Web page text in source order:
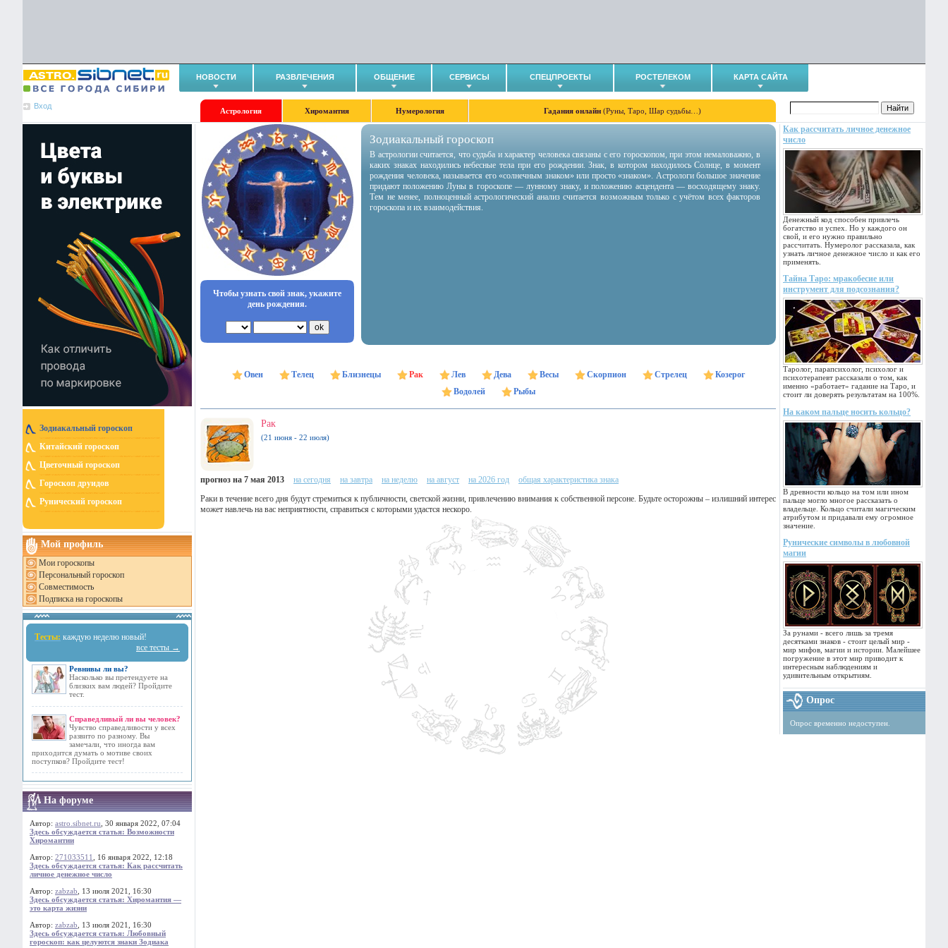
НОВОСТИ РАЗВЛЕЧЕНИЯ ОБЩЕНИЕ СЕРВИСЫ СПЕЦПРОЕКТЫ РОСТЕЛЕКОМ КАРТА САЙТА
Вход
Астрология Хиромантия Нумерология Гадания онлайн (Руны, Таро, Шар судьбы…)
Зодиакальный гороскоп
Китайский гороскоп
Цветочный гороскоп
Гороскоп друидов
Рунический гороскоп
Мой профиль
Мои гороскопы
Персональный гороскоп
Совместимость
Подписка на гороскопы
Тесты: каждую неделю новый!
все тесты →
Ревнивы ли вы?
Насколько вы претендуете на
близких вам людей? Пройдите
тест.
Справедливый ли вы человек?
Чувство справедливости у всех
развито по разному. Вы
замечали, что иногда вам
приходится думать о мотиве своих
поступков? Пройдите тест!
На форуме
Автор: astro.sibnet.ru , 30 января 2022, 07:04
Здесь обсуждается статья: Возможности
Хиромантии
Автор: 271033511
, 16 января 2022, 12:18
Здесь обсуждается статья: Как рассчитать
личное денежное число
Автор: zabzab , 13 июля 2021, 16:30
Здесь обсуждается статья: Хиромантия —
это карта жизни
Автор: zabzab , 13 июля 2021, 16:30
Здесь обсуждается статья: Любовный
гороскоп: как целуются знаки Зодиака
Как рассчитать личное денежное
число
Денежный код способен привлечь
богатство и успех. Но у каждого он
свой, и его нужно правильно
рассчитать. Нумеролог рассказала, как
узнать личное денежное число и как его
применять.
Тайна Таро: мракобесие или
инструмент для подсознания?
Таролог, парапсихолог, психолог и
психотерапевт рассказали о том, как
именно «работает» гадание на Таро, и
стоит ли доверять результатам на 100%.
На каком пальце носить кольцо?
В древности кольцо на том или ином
пальце могло многое рассказать о
владельце. Кольцо считали магическим
атрибутом и придавали ему огромное
значение.
Рунические символы в любовной
магии
За рунами - всего лишь за тремя
десятками знаков - стоит целый мир -
мир мифов, магии и истории. Малейшее
погружение в этот мир приводит к
интересным наблюдениям и
удивительным открытиям.
Опрос
Опрос временно недоступен.
Чтобы узнать свой знак, укажите
день рождения.
Зодиакальный гороскоп
В астрологии считается, что судьба и характер человека связаны с его гороскопом, при этом немаловажно, в
каких знаках находились небесные тела при его рождении. Знак, в котором находилось Солнце, в момент
рождения человека, называется его «солнечным знаком» или просто «знаком». Астрологи большое значение
придают положению Луны в гороскопе — лунному знаку, и положению асцендента — восходящему знаку.
Тем не менее, полноценный астрологический анализ считается возможным только с учётом всех факторов
гороскопа и их взаимодействия.
Овен Телец Близнецы Рак Лев Дева Весы Скорпион Стрелец
Козерог
Водолей
Рыбы
Рак
(21 июня - 22 июля)
прогноз на 7 мая 2013 на сегодня на завтра на неделю на август на 2026 год
общая характеристика знака
Раки в течение всего дня будут стремиться к публичности, светской жизни, привлечению внимания к собственной персоне. Будьте осторожны – излишний интерес
может навлечь на вас неприятности, справиться с которыми удастся нескоро.